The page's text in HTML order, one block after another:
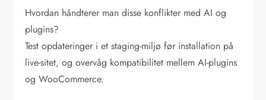
Hvordan håndterer man disse konflikter med AI og
plugins?
Test opdateringer i et staging-miljø før installation på
live-sitet, og overvåg kompatibilitet mellem AI-plugins
og WooCommerce.